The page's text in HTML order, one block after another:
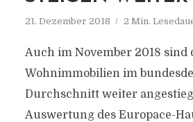
21. Dezember 2018 2 Min.
Auch im November 2018 sind
Wohnimmobilien im
Durchschnitt weiter
Auswertung des Europace-